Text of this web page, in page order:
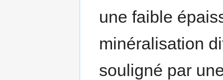
une faible
minéralisation
souligné par